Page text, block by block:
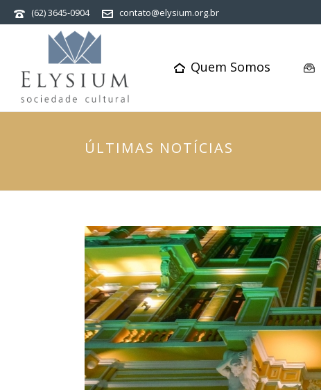
(62) 3645-0904 contato@elysium.org.br
Quem Somos
ÚLTIMAS NOTÍCIAS